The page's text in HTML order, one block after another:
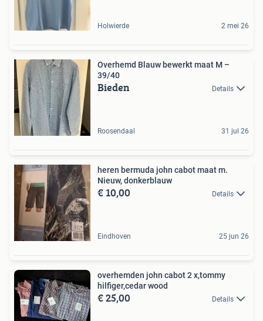
Holwierde 2 mei 26
Overhemd Blauw bewerkt maat M –
39/40
Bieden Details
Roosendaal 31 jul 26
heren bermuda john cabot maat m.
Nieuw, donkerblauw
€ 10,00 Details
Eindhoven 25 jun 26
overhemden john cabot 2 x,tommy
hilfiger,cedar wood
€ 25,00 Details